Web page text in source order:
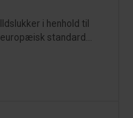
Ildslukker i henhold til
europæisk standard...